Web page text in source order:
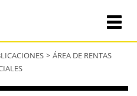
> ÁREA DE RENTAS